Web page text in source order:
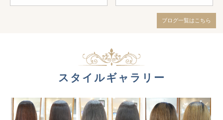
ブログ一覧はこちら
スタイルギャラリー